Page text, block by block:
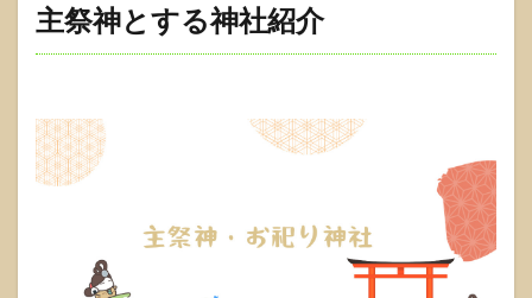
主祭神とする神社紹介